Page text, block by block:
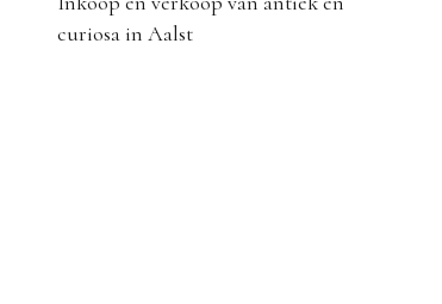
curiosa in Aalst